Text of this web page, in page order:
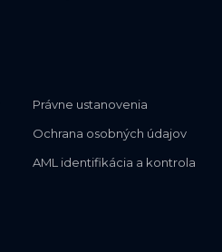
Právne ustanovenia
Ochrana osobných údajov
AML identifikácia a kontrola